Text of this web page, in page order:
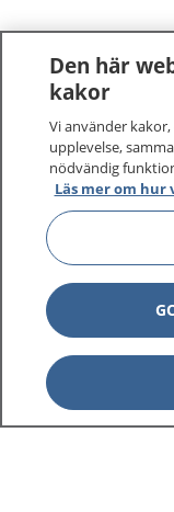
1177–
På 1177.se får
sjukdomar och
Logga in för att
1177 ger dig råd
Den här
kakor
Vi använder
upplevelse,
nödvändig
Läs mer om hur